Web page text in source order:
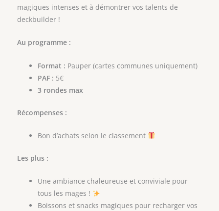
magiques intenses et à démontrer vos talents de
deckbuilder !
Au programme :
Format : Pauper (cartes communes uniquement)
PAF : 5€
3 rondes max
Récompenses :
Bon d’achats selon le classement
Les plus :
Une ambiance chaleureuse et conviviale pour
tous les mages !
Boissons et snacks magiques pour recharger vos